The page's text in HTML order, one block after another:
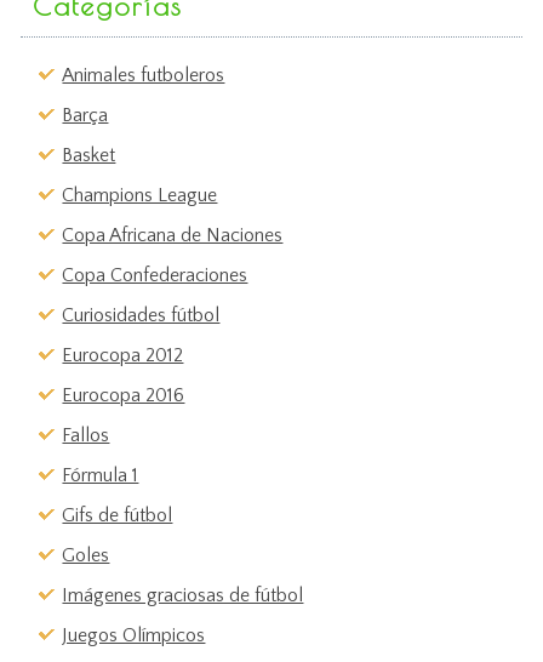
Categorías
Animales futboleros
Barça
Basket
Champions League
Copa Africana de Naciones
Copa Confederaciones
Curiosidades fútbol
Eurocopa 2012
Eurocopa 2016
Fallos
Fórmula 1
Gifs de fútbol
Goles
Imágenes graciosas de fútbol
Juegos Olímpicos